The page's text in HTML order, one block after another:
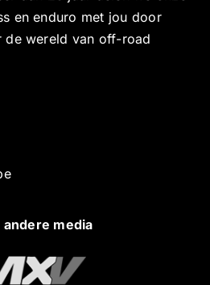
en enduro met jou door
de wereld van off-road
andere media